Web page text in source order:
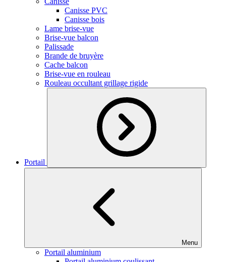
Canisse PVC
Canisse bois
Lame brise-vue
Brise-vue balcon
Palissade
Brande de bruyère
Cache balcon
Brise-vue en rouleau
Rouleau occultant grillage rigide
Portail
Menu
Portail aluminium